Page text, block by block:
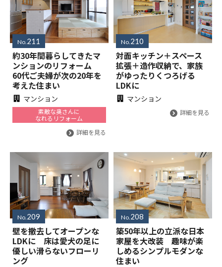
No. 211
約30年間暮らしてきたマ
ンションのリフォーム
60代ご夫婦が次の20年を
考えた住まい
マンション
素敵な奥さんに
なれるリフォーム
詳細を見る
No. 210
対面キッチン＋スペース
拡張＋造作収納で、家族
がゆったりくつろげる
LDKに
マンション
詳細を見る
No. 209
壁を撤去してオープンな
LDKに 床は愛犬の足に
優しい滑らないフローリ
ング
No. 208
築50年以上の立派な日本
家屋を大改装 趣味が楽
しめるシンプルモダンな
住まい